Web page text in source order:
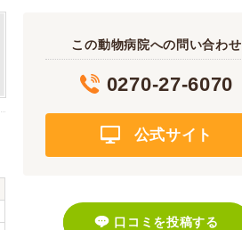
この動物病院への問い合わせ
0270-27-6070
公式サイト
口コミを投稿する